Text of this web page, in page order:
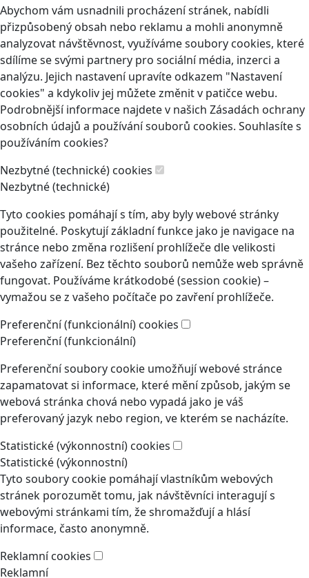
Abychom vám usnadnili procházení stránek, nabídli
přizpůsobený obsah nebo reklamu a mohli anonymně
analyzovat návštěvnost, využíváme soubory cookies, které
sdílíme se svými partnery pro sociální média, inzerci a
analýzu. Jejich nastavení upravíte odkazem "Nastavení
cookies" a kdykoliv jej můžete změnit v patičce webu.
Podrobnější informace najdete v našich Zásadách ochrany
osobních údajů a používání souborů cookies. Souhlasíte s
používáním cookies?
Nezbytné (technické) cookies
Nezbytné (technické)
Tyto cookies pomáhají s tím, aby byly webové stránky
použitelné. Poskytují základní funkce jako je navigace na
stránce nebo změna rozlišení prohlížeče dle velikosti
vašeho zařízení. Bez těchto souborů nemůže web správně
fungovat. Používáme krátkodobé (session cookie) –
vymažou se z vašeho počítače po zavření prohlížeče.
Preferenční (funkcionální) cookies
Preferenční (funkcionální)
Preferenční soubory cookie umožňují webové stránce
zapamatovat si informace, které mění způsob, jakým se
webová stránka chová nebo vypadá jako je váš
preferovaný jazyk nebo region, ve kterém se nacházíte.
Statistické (výkonnostní) cookies
Statistické (výkonnostní)
Tyto soubory cookie pomáhají vlastníkům webových
stránek porozumět tomu, jak návštěvníci interagují s
webovými stránkami tím, že shromažďují a hlásí
informace, často anonymně.
Reklamní cookies
Reklamní